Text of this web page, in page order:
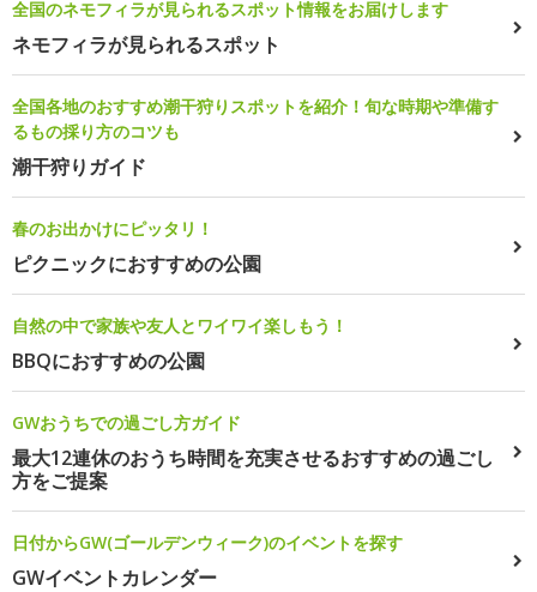
全国のネモフィラが見られるスポット情報をお届けします
ネモフィラが見られるスポット
全国各地のおすすめ潮干狩りスポットを紹介！旬な時期や準備す
るもの採り方のコツも
潮干狩りガイド
春のお出かけにピッタリ！
ピクニックにおすすめの公園
自然の中で家族や友人とワイワイ楽しもう！
BBQにおすすめの公園
GWおうちでの過ごし方ガイド
最大12連休のおうち時間を充実させるおすすめの過ごし
方をご提案
日付からGW(ゴールデンウィーク)のイベントを探す
GWイベントカレンダー